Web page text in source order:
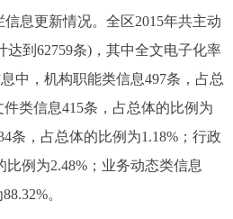
息更新情况。全区2015年共主动
达到62759条)，其中全文电子化率
中，机构职能类信息497条，占总
类信息415条，占总体的比例为
条，占总体的比例为1.18%；行政
例为2.48%；业务动态类信息
。